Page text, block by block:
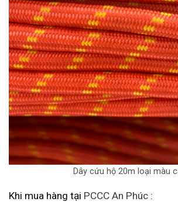
Dây cứu hộ 20m loại màu
Khi mua hàng tại PCCC An Phúc :